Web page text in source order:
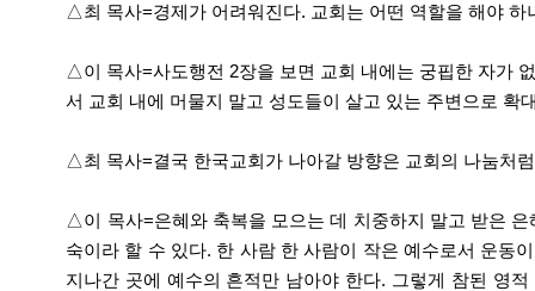
△최 목사=경제가 어려워진다. 교회는 어떤 역할을 해야 하
△이 목사=사도행전 2장을 보면 교회 내에는 궁핍한 자가
서 교회 내에 머물지 말고 성도들이 살고 있는 주변으로 확
△최 목사=결국 한국교회가 나아갈 방향은 교회의 나눔처
△이 목사=은혜와 축복을 모으는 데 치중하지 말고 받은
숙이라 할 수 있다. 한 사람 한 사람이 작은 예수로서 운동
지나간 곳에 예수의 흔적만 남아야 한다. 그렇게 참된 영